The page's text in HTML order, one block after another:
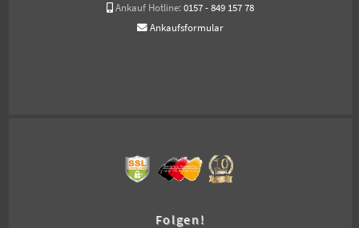
Ankauf Hotline: 0157 - 849 157 78
Ankaufsformular
Folgen!